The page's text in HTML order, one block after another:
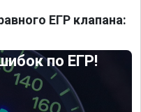
ЕГР клапана:
по ЕГР!